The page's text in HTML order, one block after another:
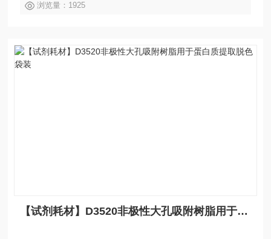
浏览量：1925
【试剂耗材】D3520非极性大孔吸附树脂用于蛋白质提取脱色袋装